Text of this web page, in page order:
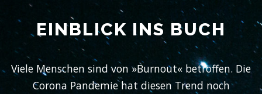
EINBLICK INS BUCH
Viele Menschen sind von »Burnout« betroffen. Die
Corona Pandemie hat diesen Trend noch